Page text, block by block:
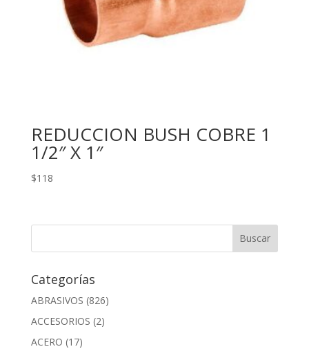
REDUCCION BUSH COBRE 1
1/2″ X 1″
$118
Categorías
ABRASIVOS (826)
ACCESORIOS (2)
ACERO (17)